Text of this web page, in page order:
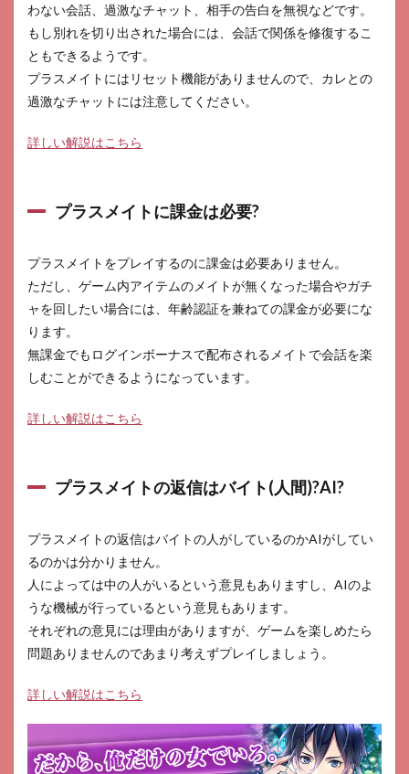
わない会話、過激なチャット、相手の告白を無視などです。
もし別れを切り出された場合には、会話で関係を修復するこ
ともできるようです。
プラスメイトにはリセット機能がありませんので、カレとの
過激なチャットには注意してください。
詳しい解説はこちら
プラスメイトに課金は必要?
プラスメイトをプレイするのに課金は必要ありません。
ただし、ゲーム内アイテムのメイトが無くなった場合やガチ
ャを回したい場合には、年齢認証を兼ねての課金が必要にな
ります。
無課金でもログインボーナスで配布されるメイトで会話を楽
しむことができるようになっています。
詳しい解説はこちら
プラスメイトの返信はバイト(人間)?AI?
プラスメイトの返信はバイトの人がしているのかAIがしてい
るのかは分かりません。
人によっては中の人がいるという意見もありますし、AIのよ
うな機械が行っているという意見もあります。
それぞれの意見には理由がありますが、ゲームを楽しめたら
問題ありませんのであまり考えずプレイしましょう。
詳しい解説はこちら